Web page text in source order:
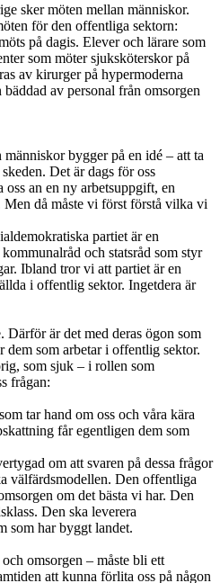
sker möten mellan människor.
för den offentliga sektorn:
på dagis. Elever och lärare som
som möter sjuksköterskor på
av kirurger på hypermoderna
av personal från omsorgen
bygger på en idé – att ta
Det är dags för oss
an en ny arbetsuppgift, en
då måste vi först förstå vilka vi
partiet är en
och statsråd som styr
Ibland tror vi att partiet är en
i offentlig sektor. Ingetdera är
Därför är det med deras ögon som
som arbetar i offentlig sektor.
som sjuk – i rollen som
frågan:
tar hand om oss och våra kära
får egentligen dem som
om att svaren på dessa frågor
välfärdsmodellen. Den offentliga
om det bästa vi har. Den
Den ska leverera
som har byggt landet.
omsorgen – måste bli ett
att kunna förlita oss på någon